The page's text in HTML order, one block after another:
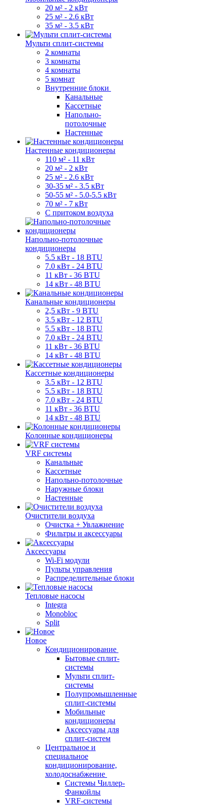
20 м² - 2 кВт
25 м² - 2.6 кВт
35 м² - 3.5 кВт
Мульти сплит-системы
2 комнаты
3 комнаты
4 комнаты
5 комнат
Внутренние блоки
Канальные
Кассетные
Напольно-
потолочные
Настенные
Настенные кондиционеры
110 м² - 11 кВт
20 м² - 2 кВт
25 м² - 2.6 кВт
30-35 м² - 3.5 кВт
50-55 м² - 5.0-5.5 кВт
70 м² - 7 кВт
С притоком воздуха
Напольно-потолочные
кондиционеры
5.5 кВт - 18 BTU
7.0 кВт - 24 BTU
11 кВт - 36 BTU
14 кВт - 48 BTU
Канальные кондиционеры
2,5 кВт - 9 BTU
3.5 кВт - 12 BTU
5.5 кВт - 18 BTU
7.0 кВт - 24 BTU
11 кВт - 36 BTU
14 кВт - 48 BTU
Кассетные кондиционеры
3.5 кВт - 12 BTU
5.5 кВт - 18 BTU
7.0 кВт - 24 BTU
11 кВт - 36 BTU
14 кВт - 48 BTU
Колонные кондиционеры
VRF системы
Канальные
Кассетные
Напольно-потолочные
Наружные блоки
Настенные
Очистители воздуха
Очистка + Увлажнение
Фильтры и аксессуары
Аксессуары
Wi-Fi модули
Пульты управления
Распределительные блоки
Тепловые насосы
Integra
Monobloc
Split
Новое
Кондиционирование
Бытовые сплит-
системы
Мульти сплит-
системы
Полупромышленные
сплит-системы
Мобильные
кондиционеры
Аксессуары для
сплит-систем
Центральное и
специальное
кондиционирование,
холодоснабжение
Системы Чиллер-
Фанкойлы
VRF-системы